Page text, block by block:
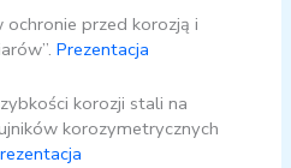
ochronie przed korozją i
Prezentacja
korozji stali na
korozymetrycznych